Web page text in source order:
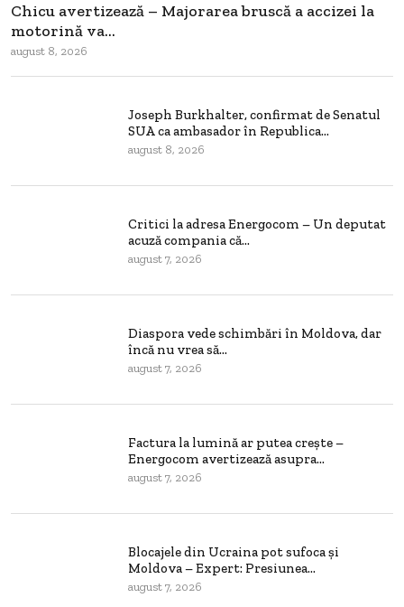
Chicu avertizează – Majorarea bruscă a accizei la
motorină va...
august 8, 2026
Joseph Burkhalter, confirmat de Senatul
SUA ca ambasador în Republica...
august 8, 2026
Critici la adresa Energocom – Un deputat
acuză compania că...
august 7, 2026
Diaspora vede schimbări în Moldova, dar
încă nu vrea să...
august 7, 2026
Factura la lumină ar putea crește –
Energocom avertizează asupra...
august 7, 2026
Blocajele din Ucraina pot sufoca și
Moldova – Expert: Presiunea...
august 7, 2026